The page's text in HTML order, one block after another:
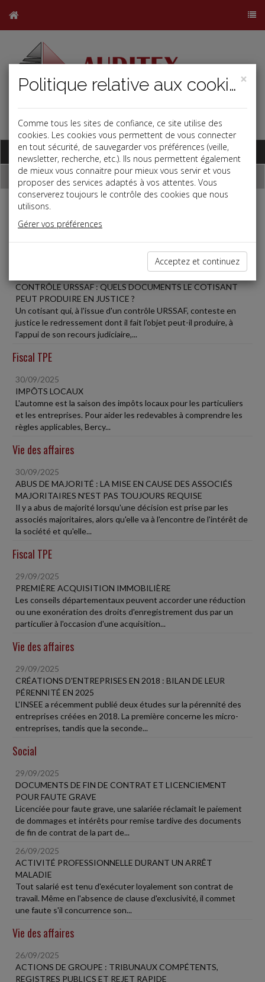
j
Base documentaire
Dépêches
Liste des dernières dépêches
CONTRÔLE URSSAF : QUELS DOCUMENTS LE COTISANT
PEUT PRODUIRE EN JUSTICE ?
Un cotisant qui, à l'issue d'un contrôle URSSAF, conteste en
justice le redressement dont il fait l'objet peut-il produire, à
l'appui de son recours judiciaire,...
Fiscal TPE
30/09/2025
IMPÔTS LOCAUX
L'automne est la saison des impôts locaux pour les particuliers
et les entreprises. Pour aider les redevables à comprendre les
règles applicables, Bercy...
Vie des affaires
30/09/2025
ABUS DE MAJORITÉ : LA MISE EN CAUSE DES ASSOCIÉS
MAJORITAIRES N'EST PAS TOUJOURS REQUISE
Il y a abus de majorité lorsqu'une décision est prise par les
associés majoritaires, alors qu'elle va à l'encontre de l'intérêt de
la société et qu'elle...
Fiscal TPE
29/09/2025
PREMIÈRE ACQUISITION IMMOBILIÈRE
Les conseils départementaux peuvent accorder une réduction
ou une exonération des droits d'enregistrement dus par un
particulier à l'occasion d'une acquisition...
Vie des affaires
29/09/2025
CRÉATIONS D'ENTREPRISES EN 2018 : BILAN DE LEUR
PÉRENNITÉ EN 2025
L'INSEE a récemment publié deux études sur la pérennité des
entreprises créées en 2018. La première concerne les micro-
entreprises, tandis que la seconde...
Social
29/09/2025
DOCUMENTS DE FIN DE CONTRAT ET LICENCIEMENT
POUR FAUTE GRAVE
Licenciée pour faute grave, une salariée réclamait le paiement
de dommages et intérêts pour remise tardive des documents
de fin de contrat de la part de...
26/09/2025
ACTIVITÉ PROFESSIONNELLE DURANT UN ARRÊT
MALADIE
Tout salarié est tenu d'exécuter loyalement son contrat de
travail. Même en l'absence de clause d'exclusivité, il commet
une faute s'il concurrence son...
Vie des affaires
26/09/2025
ACTIONS DE GROUPE : TRIBUNAUX COMPÉTENTS,
REGISTRES PUBLICS ET REJET RAPIDE
×
Politique relative aux cookies
Comme tous les sites de confiance, ce site utilise des
cookies. Les cookies vous permettent de vous connecter
en tout sécurité, de sauvegarder vos préférences (veille,
newsletter, recherche, etc.). Ils nous permettent également
de mieux vous connaitre pour mieux vous servir et vous
proposer des services adaptés à vos attentes. Vous
conserverez toujours le contrôle des cookies que nous
utilisons.
Gérer vos préférences
Acceptez et continuez